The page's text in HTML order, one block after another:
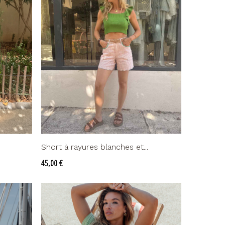
Short à rayures blanches et...
Prix
45,00 €